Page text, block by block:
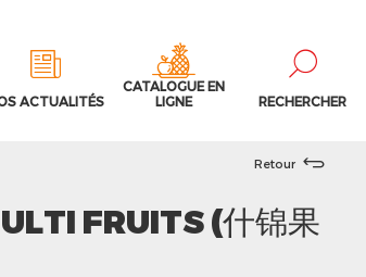
ACTUALITÉS
CATALOGUE EN
LIGNE
RECHERCHER
Retour
FRUITS (什锦果